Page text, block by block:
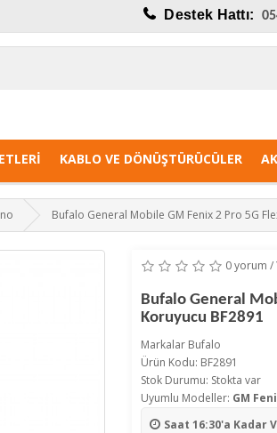
Destek Hattı:
KABLO VE DÖNÜŞTÜRÜCÜLER
Bufalo General Mobile GM Fenix 2 Pro 5G
0 yorum /
Bufalo General
Koruyucu BF2891
Markalar Bufalo
Ürün Kodu: BF2891
Stok Durumu: Stokta var
Uyumlu Modeller: GM
Saat 16:30'a Kadar